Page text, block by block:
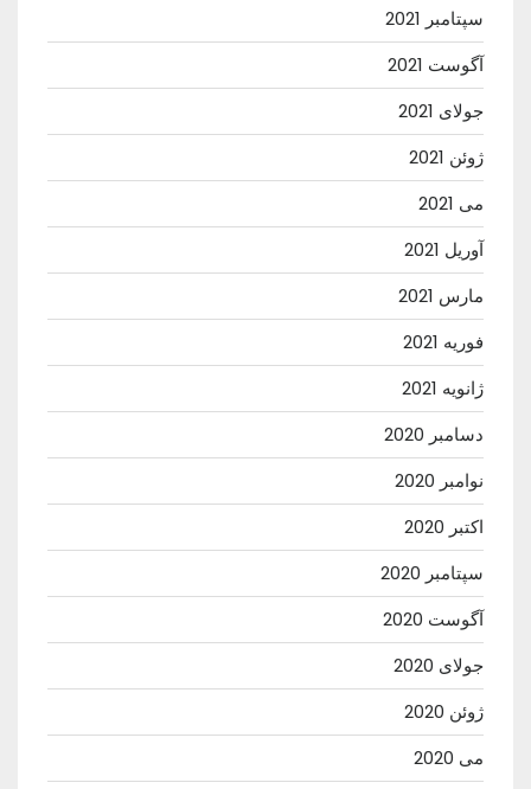
سپتامبر 2021
آگوست 2021
جولای 2021
ژوئن 2021
می 2021
آوریل 2021
مارس 2021
فوریه 2021
ژانویه 2021
دسامبر 2020
نوامبر 2020
اکتبر 2020
سپتامبر 2020
آگوست 2020
جولای 2020
ژوئن 2020
می 2020